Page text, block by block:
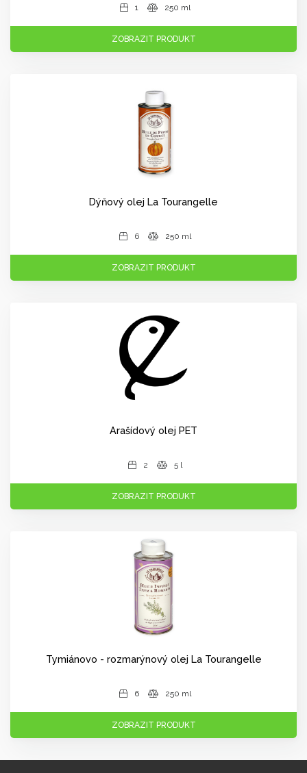
1 250 ml
ZOBRAZIT PRODUKT
Dýňový olej La Tourangelle
6 250 ml
ZOBRAZIT PRODUKT
Arašídový olej PET
2 5 l
ZOBRAZIT PRODUKT
Tymiánovo - rozmarýnový olej La Tourangelle
6 250 ml
ZOBRAZIT PRODUKT